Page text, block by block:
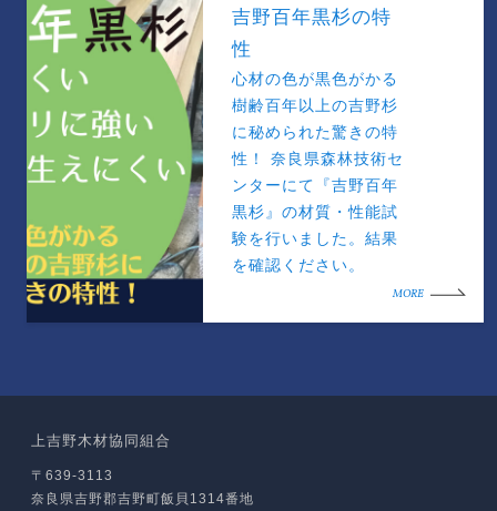
吉野百年黒杉の特
性
心材の色が黒色がかる
樹齢百年以上の吉野杉
に秘められた驚きの特
性！ 奈良県森林技術セ
ンターにて『吉野百年
黒杉』の材質・性能試
験を行いました。結果
を確認ください。
MORE
上吉野木材協同組合
〒639-3113
奈良県吉野郡吉野町飯貝1314番地